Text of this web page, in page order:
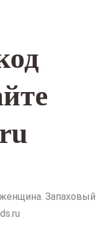
Запаховый